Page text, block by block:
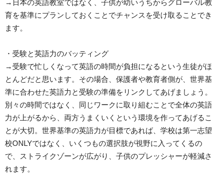
→日本の英語教室ではなく、子供が幼いうちからグローバル教
育を基準にプランしておくことでチャンスを受け取ることでき
ます。
・受験と英語力のバッティング
→受験で忙しくなって英語の時間が負担になるという生徒がほ
とんどだと思います。その場合、保護者や教育者側が、世界基
準に合わせた英語力と受験の準備をリンクしてあげましょう。
別々の時間ではなく、同じワークに取り組むことで全体の英語
力が上がるから、両方うまくいくという環境を作ってあげるこ
とが大切。世界基準の英語力が目標であれば、学校は第一志望
校ONLYではなく、いくつもの選択肢が視野に入ってくるの
で、ストライクゾーンが広がり、子供のプレッシャーが軽減さ
れます。